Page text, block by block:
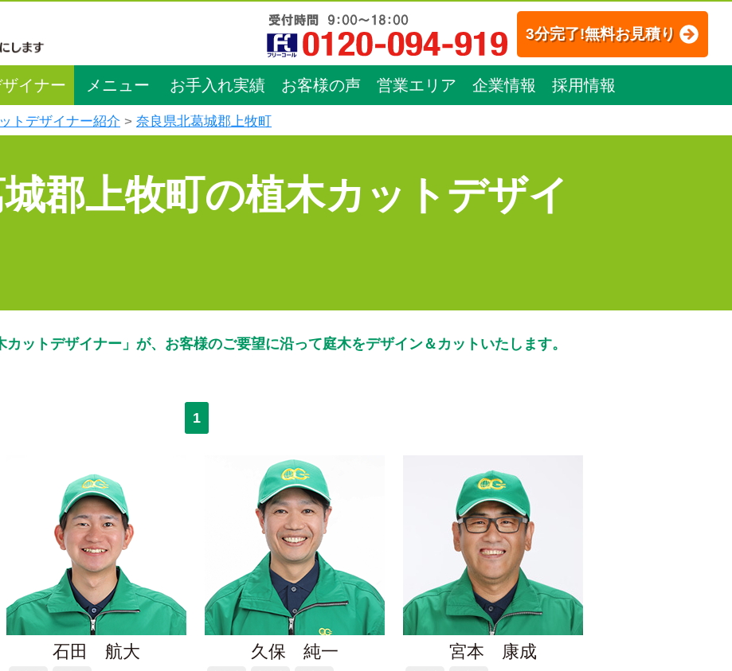
3分完了!無料お見積り
イナー メニュー お手入れ実績 お客様の声 営業エリア 企業情報 採用情報
トデザイナー紹介 奈良県北葛城郡上牧町
郡上牧町の植木カットデザイ
ットデザイナー」が、お客様のご要望に沿って庭木をデザイン＆カットいたします。
1
石田 航大 久保 純一 宮本 康成